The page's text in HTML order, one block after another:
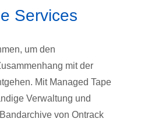
Services
um den
mit der
Mit Managed Tape
Verwaltung und
von Ontrack